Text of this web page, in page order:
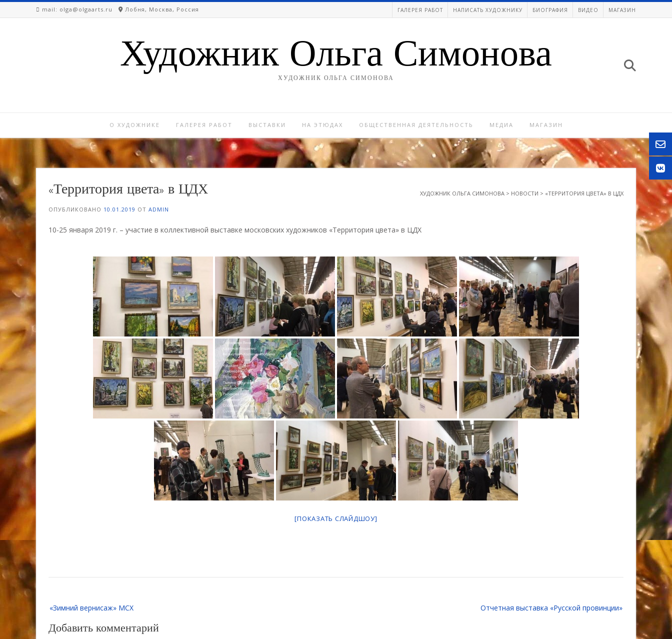
Перейти
к
mail: olga@olgaarts.ru Лобня, Москва, Россия ГАЛЕРЕЯ РАБОТ НАПИСАТЬ ХУДОЖНИКУ БИОГРАФИЯ ВИДЕО МАГАЗИН
Художник Ольга Симонова
ХУДОЖНИК ОЛЬГА СИМОНОВА
О ХУДОЖНИКЕ ГАЛЕРЕЯ РАБОТ ВЫСТАВКИ НА ЭТЮДАХ ОБЩЕСТВЕННАЯ ДЕЯТЕЛЬНОСТЬ МЕДИА МАГАЗИН
«Территория цвета» в ЦДХ ХУДОЖНИК ОЛЬГА СИМОНОВА > НОВОСТИ > «ТЕРРИТОРИЯ ЦВЕТА» В ЦДХ
ОПУБЛИКОВАНО 10.01.2019 ОТ ADMIN
10-25 января 2019 г. – участие в коллективной выставке московских художников «Территория цвета» в ЦДХ
[ПОКАЗАТЬ СЛАЙДШОУ]
по
записям
«Зимний вернисаж» МСХ Отчетная выставка «Русской провинции»
Добавить комментарий